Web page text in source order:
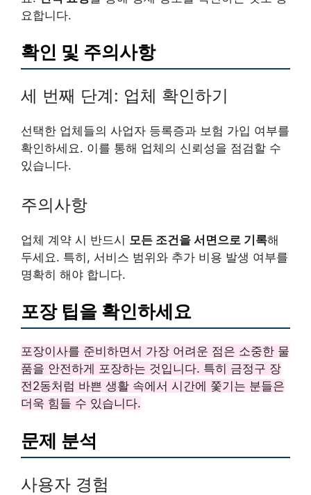
요합니다.
확인 및 주의사항
세 번째 단계: 업체 확인하기
선택한 업체들의 사업자 등록증과 보험 가입 여부를
확인하세요. 이를 통해 업체의 신뢰성을 점검할 수
있습니다.
주의사항
업체 계약 시 반드시 모든 조건을 서면으로 기록해
두세요. 특히, 서비스 범위와 추가 비용 발생 여부를
명확히 해야 합니다.
포장 팁을 확인하세요
포장이사를 준비하면서 가장 어려운 점은 소중한 물
품을 안전하게 포장하는 것입니다. 특히 금정구 장
전2동처럼 바쁜 생활 속에서 시간에 쫓기는 분들은
더욱 힘들 수 있습니다.
문제 분석
사용자 경험